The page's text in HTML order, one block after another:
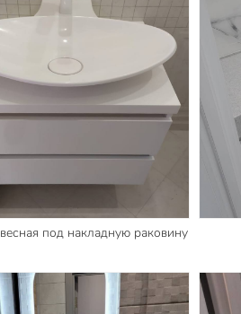
под накладную раковину